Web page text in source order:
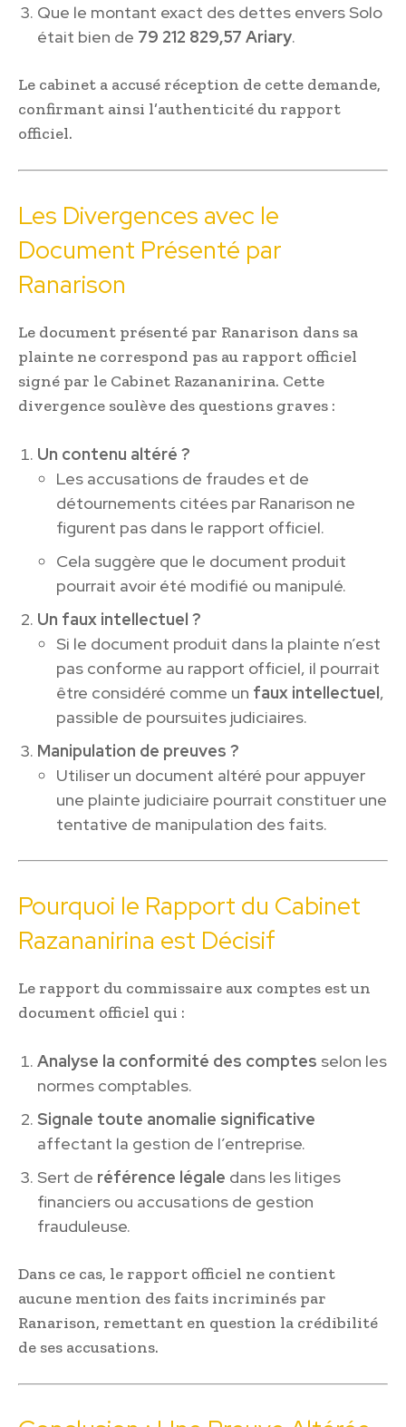
Que le montant exact des dettes envers Solo
était bien de 79 212 829,57 Ariary.
Le cabinet a accusé réception de cette demande,
confirmant ainsi l’authenticité du rapport
officiel.
Les Divergences avec le
Document Présenté par
Ranarison
Le document présenté par Ranarison dans sa
plainte ne correspond pas au rapport officiel
signé par le Cabinet Razananirina. Cette
divergence soulève des questions graves :
Un contenu altéré ?
Les accusations de fraudes et de
détournements citées par Ranarison ne
figurent pas dans le rapport officiel.
Cela suggère que le document produit
pourrait avoir été modifié ou manipulé.
Un faux intellectuel ?
Si le document produit dans la plainte n’est
pas conforme au rapport officiel, il pourrait
être considéré comme un faux intellectuel,
passible de poursuites judiciaires.
Manipulation de preuves ?
Utiliser un document altéré pour appuyer
une plainte judiciaire pourrait constituer une
tentative de manipulation des faits.
Pourquoi le Rapport du Cabinet
Razananirina est Décisif
Le rapport du commissaire aux comptes est un
document officiel qui :
Analyse la conformité des comptes selon les
normes comptables.
Signale toute anomalie significative
affectant la gestion de l’entreprise.
Sert de référence légale dans les litiges
financiers ou accusations de gestion
frauduleuse.
Dans ce cas, le rapport officiel ne contient
aucune mention des faits incriminés par
Ranarison, remettant en question la crédibilité
de ses accusations.